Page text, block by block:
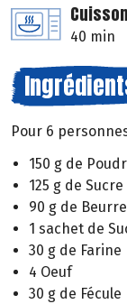
Cuisson
40 min
Pour 6
150 g de
125 g de Sucre
90 g de
1 sachet de
30 g de Farine
4 Oeuf
30 g de Fécule